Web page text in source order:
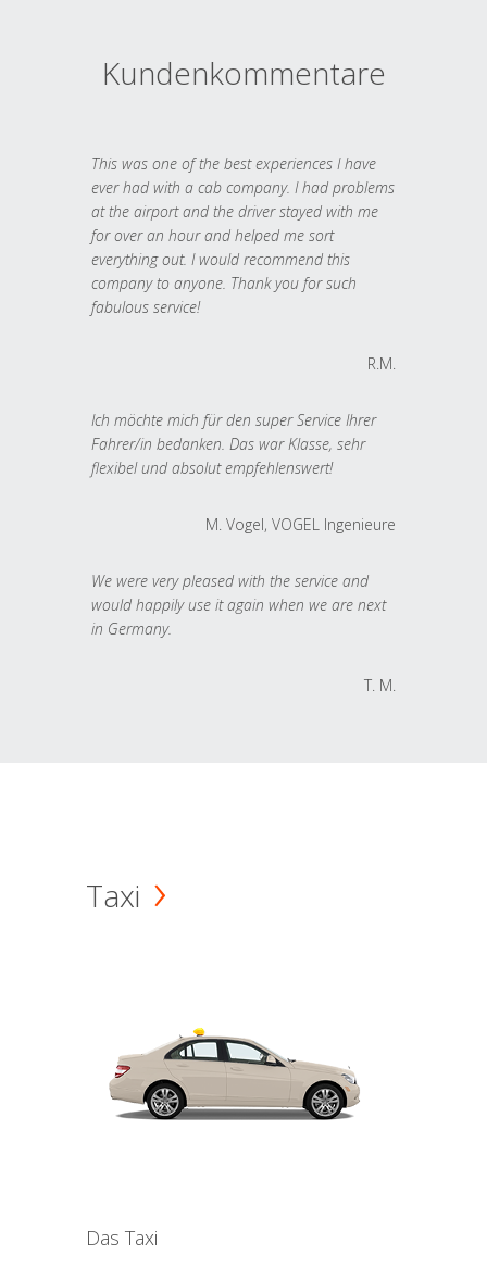
Kundenkommentare
This was one of the best experiences I have
ever had with a cab company. I had problems
at the airport and the driver stayed with me
for over an hour and helped me sort
everything out. I would recommend this
company to anyone. Thank you for such
fabulous service!
R.M.
Ich möchte mich für den super Service Ihrer
Fahrer/in bedanken. Das war Klasse, sehr
flexibel und absolut empfehlenswert!
M. Vogel, VOGEL Ingenieure
We were very pleased with the service and
would happily use it again when we are next
in Germany.
T. M.
Taxi
Das Taxi